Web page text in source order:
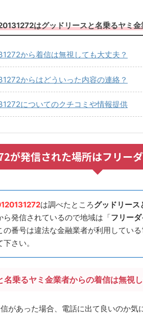
はグッドリースと名乗るヤミ
から着信は無視しても大丈夫？
からはどういった内容の連絡？
についてのクチコミや情報提供
が発信された場所はフリーダ
は調べたところグッドリース
ら発信されているので地域は「フリー
の番号は違法な金融業者が利用してい
下さい。
名乗るヤミ金業者からの着信は無視
があった場合、電話に出て良いのか気